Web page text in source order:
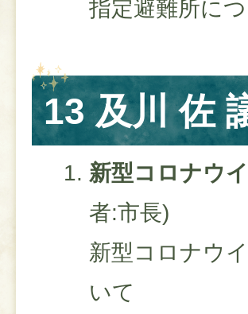
指定避難所に
13 及川 佐
新型コロナウ
者:市長)
新型コロナウ
いて